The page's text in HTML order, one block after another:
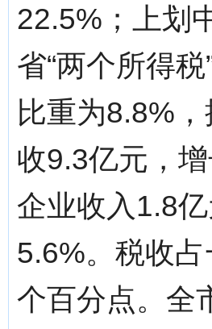
22.5%；上划
省“两个所得
比重为8.8%
收9.3亿元，
企业收入1.8
5.6%。税收
个百分点。全